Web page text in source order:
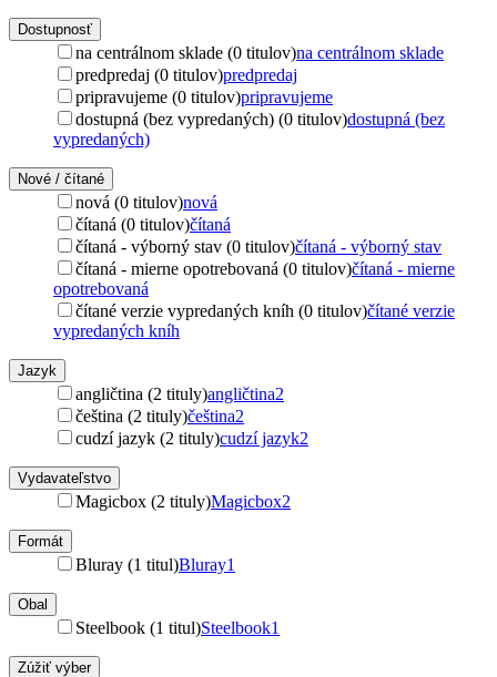
Dostupnosť
na centrálnom sklade (0 titulov)na centrálnom sklade
predpredaj (0 titulov)predpredaj
pripravujeme (0 titulov)pripravujeme
dostupná (bez vypredaných) (0 titulov)dostupná (bez
vypredaných)
Nové / čítané
nová (0 titulov)nová
čítaná (0 titulov)čítaná
čítaná - výborný stav (0 titulov)čítaná - výborný stav
čítaná - mierne opotrebovaná (0 titulov)čítaná - mierne
opotrebovaná
čítané verzie vypredaných kníh (0 titulov)čítané verzie
vypredaných kníh
Jazyk
angličtina (2 tituly)angličtina2
čeština (2 tituly)čeština2
cudzí jazyk (2 tituly)cudzí jazyk2
Vydavateľstvo
Magicbox (2 tituly)Magicbox2
Formát
Bluray (1 titul)Bluray1
Obal
Steelbook (1 titul)Steelbook1
Zúžiť výber